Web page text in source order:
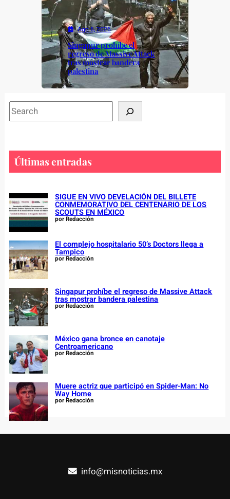
Ago 6, 2026
Singapur prohíbe el
regreso de Massive Attack
tras mostrar bandera
palestina
S
e
r
h
Últimas entradas
SIGUE EN VIVO DEVELACIÓN DEL BILLETE
CONMEMORATIVO DEL CENTENARIO DE LOS
SCOUTS EN MÉXICO
por Redacción
El complejo hospitalario 50’s Doctors llega a
Tampico
por Redacción
Singapur prohíbe el regreso de Massive Attack
tras mostrar bandera palestina
por Redacción
México gana bronce en canotaje
Centroamericano
por Redacción
Muere actriz que participó en Spider-Man: No
Way Home
por Redacción
info@misnoticias.mx